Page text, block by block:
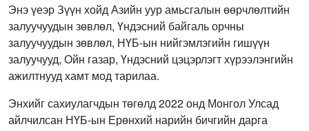
Энэ үеэр Зүүн хойд Азийн уур амьсгалын өөрчлөлтийн
залуучуудын зөвлөл, Үндэсний байгаль орчны
залуучуудын зөвлөл, НҮБ-ын нийгэмлэгийн гишүүн
залуучууд, Ойн газар, Үндэсний цэцэрлэгт хүрээлэнгийн
ажилтнууд хамт мод тарилаа.
Энхийг сахиулагчдын төгөлд 2022 онд Монгол Улсад
айлчилсан НҮБ-ын Ерөнхий нарийн бичгийн дарга